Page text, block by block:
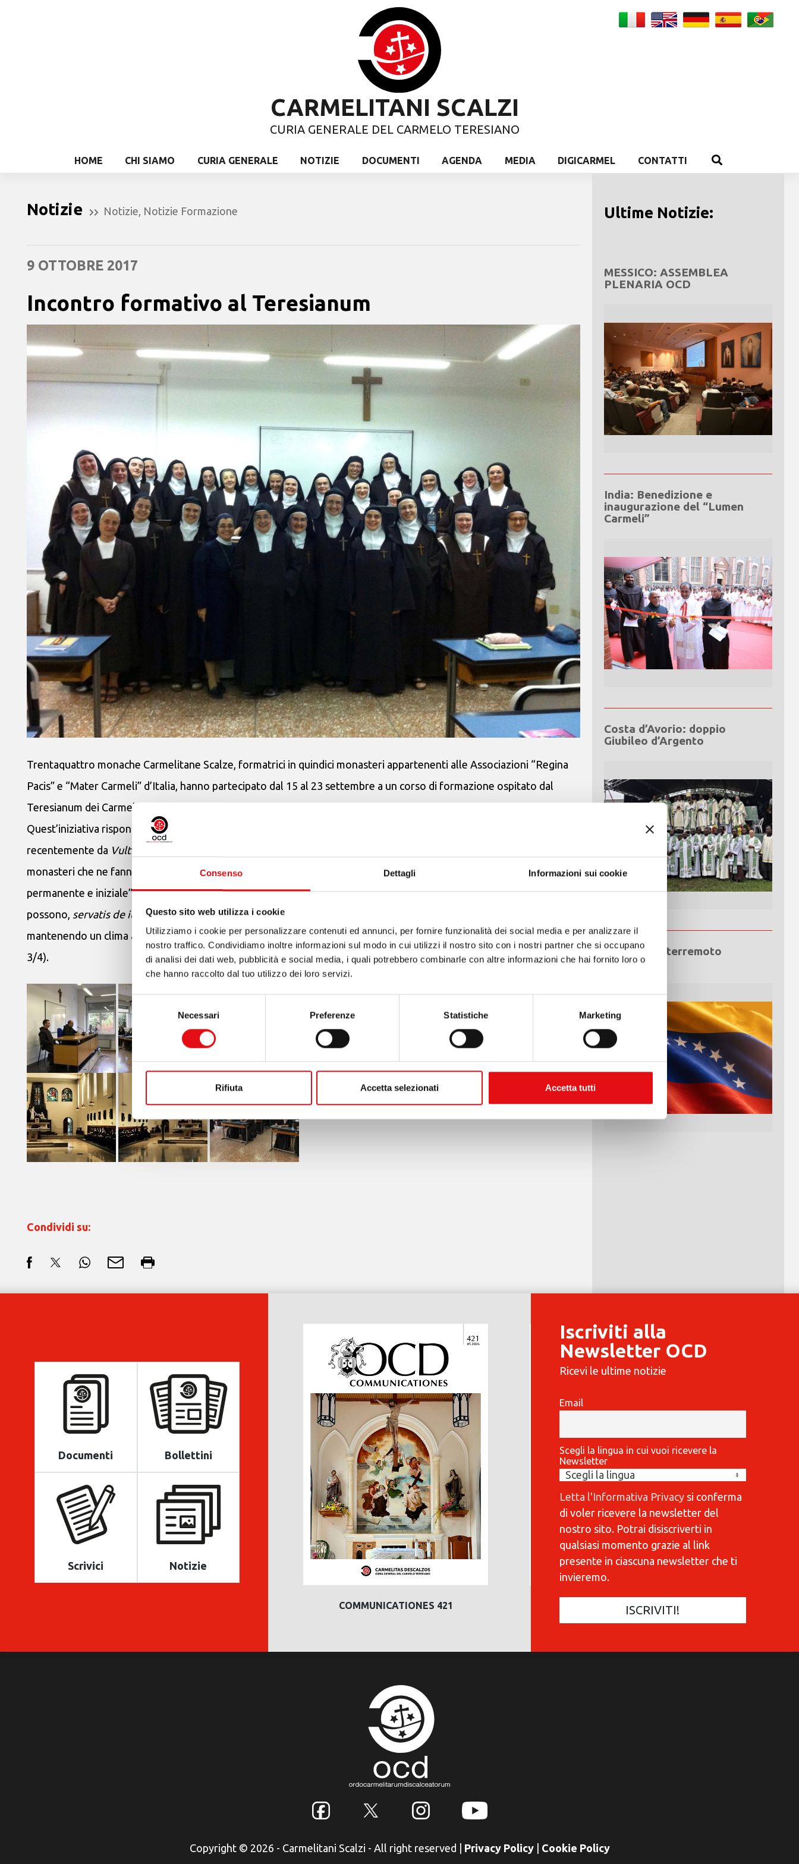
Consenso Dettagli Informazioni sui cookie
Questo sito web utilizza i cookie
Utilizziamo i cookie per personalizzare contenuti ed annunci, per fornire funzionalità dei social media e per analizzare il
nostro traffico. Condividiamo inoltre informazioni sul modo in cui utilizzi il nostro sito con i nostri partner che si occupano
di analisi dei dati web, pubblicità e social media, i quali potrebbero combinarle con altre informazioni che hai fornito loro o
che hanno raccolto dal tuo utilizzo dei loro servizi.
Selezione
del
consenso
Necessari Preferenze Statistiche Marketing
Rifiuta Accetta selezionati Accetta tutti
CARMELITANI SCALZI
CURIA GENERALE DEL CARMELO TERESIANO
HOME CHI SIAMO CURIA GENERALE NOTIZIE DOCUMENTI AGENDA MEDIA DIGICARMEL CONTATTI
Notizie Notizie Notizie Formazione
9 OTTOBRE 2017
Incontro formativo al Teresianum
Trentaquattro monache Carmelitane Scalze, formatrici in quindici monasteri appartenenti alle Associazioni “Regina
Pacis” e “Mater Carmeli” d’Italia, hanno partecipato dal 15 al 23 settembre a un corso di formazione ospitato dal
Teresianum dei Carmelitani Scalzi a Roma.
Quest’iniziativa risponde alle esigenze della Chiesa al riguardo della vita contemplativa femminile, formulate
recentemente da Vultum Dei Quarere
monasteri che ne fanno parte, secondo le esigenze del proprio carisma, e garantire l’aiuto nella formazione
permanente e iniziale” (VDQ 30); e ancora: “Le sorelle chiamate a svolgere il delicato servizio della formazione
possono, servatis de iure servandis, frequentare corsi specifici di formazione anche fuori del proprio monastero,
mantenendo un clima adeguato e coerente con le esigenze del carisma proprio” (VDQ, Conclusione Dispositiva, Art
3/4).
Condividi su:
Ultime Notizie:
MESSICO: ASSEMBLEA
PLENARIA OCD
India: Benedizione e
inaugurazione del “Lumen
Carmeli”
Costa d’Avorio: doppio
Giubileo d’Argento
Emergenza terremoto
Venezuela
Documenti Bollettini
Scrivici Notizie
COMMUNICATIONES 421 COMMUNICATIONES 420
Iscriviti alla
Newsletter OCD
Ricevi le ultime notizie
Email
Scegli la lingua in cui vuoi ricevere la
Newsletter
Letta l'Informativa Privacysi conferma
di voler ricevere la newsletter del
nostro sito. Potrai disiscriverti in
qualsiasi momento grazie al link
presente in ciascuna newsletter che ti
invieremo.
Copyright © 2026 - Carmelitani Scalzi - All right reserved Privacy Policy Cookie Policy